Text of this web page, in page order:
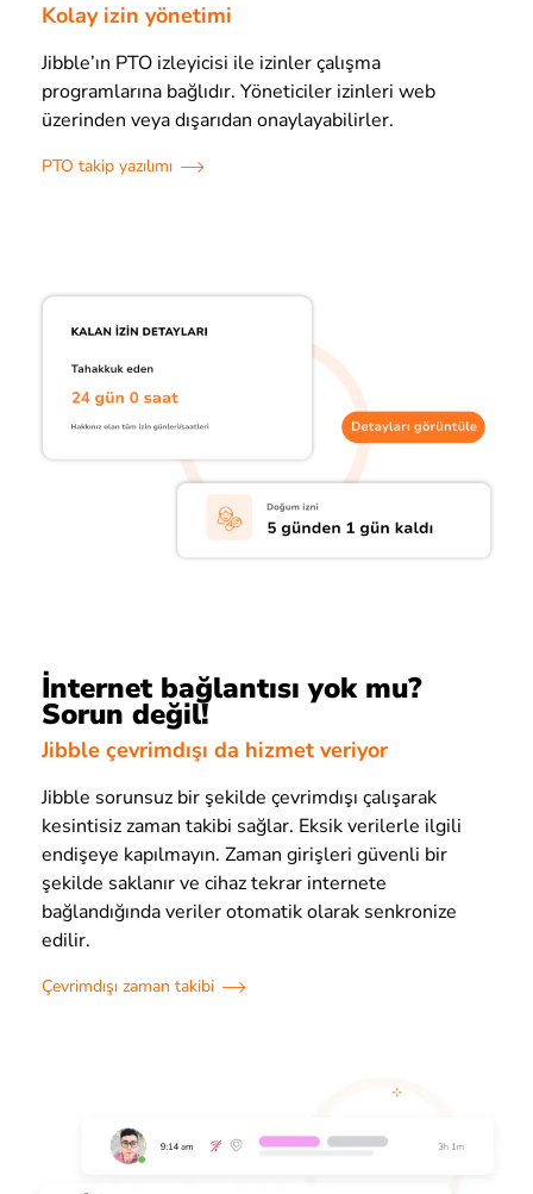
Kolay izin yönetimi
Jibble’ın PTO izleyicisi ile izinler çalışma
programlarına bağlıdır. Yöneticiler izinleri web
üzerinden veya dışarıdan onaylayabilirler.
PTO takip yazılımı
İnternet bağlantısı yok mu?
Sorun değil!
Jibble çevrimdışı da hizmet veriyor
Jibble sorunsuz bir şekilde çevrimdışı çalışarak
kesintisiz zaman takibi sağlar. Eksik verilerle ilgili
endişeye kapılmayın. Zaman girişleri güvenli bir
şekilde saklanır ve cihaz tekrar internete
bağlandığında veriler otomatik olarak senkronize
edilir.
Çevrimdışı zaman takibi